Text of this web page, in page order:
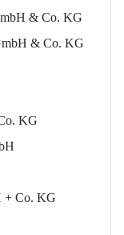
& Co. KG
& Co. KG
KG
+ Co. KG